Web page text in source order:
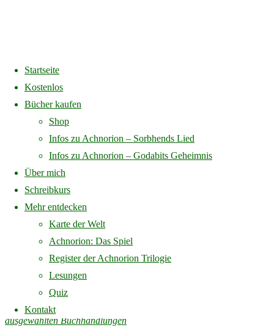
Startseite
Kostenlos
Bücher kaufen
Shop
Infos zu Achnorion – Sorbhends Lied
Infos zu Achnorion – Godabits Geheimnis
Über mich
Schreibkurs
Mehr entdecken
Karte der Welt
Achnorion: Das Spiel
Register der Achnorion Trilogie
Lesungen
Quiz
Kontakt
Home
Bücher kaufen
Bücher kaufen
Achnorion – Sorbhends Lied
Erster Band der Achnorion-Trilogie
erhältlich als
ausgewählten Buchhandlungen